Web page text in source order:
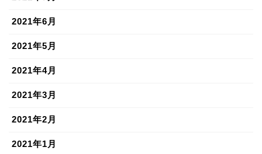
2021年6月
2021年5月
2021年4月
2021年3月
2021年2月
2021年1月